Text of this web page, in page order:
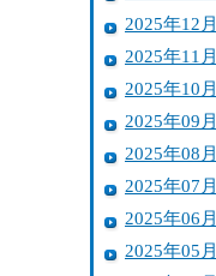
2025年12月
2025年11月
2025年10月
2025年09月
2025年08月
2025年07月
2025年06月
2025年05月